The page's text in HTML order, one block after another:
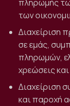
πληρωμής
των
Διαχείριση
σε εμάς,
πληρωμών,
χρεώσεις
Διαχείριση
και παροχή